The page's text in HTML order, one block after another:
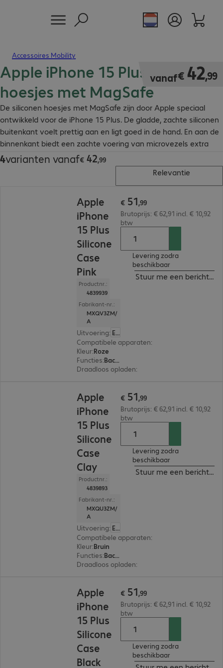
Accessoires Mobility
Apple iPhone 15 Plus siliconen
hoesjes met MagSafe
De siliconen hoesjes met MagSafe zijn door Apple speciaal
ontwikkeld voor de iPhone 15 Plus. De gladde, zachte siliconen
buitenkant voelt prettig aan en ligt goed in de hand. En aan de
binnenkant biedt een zachte voering van microvezels extra
bescherming.
vanaf€ 42,99
€ 42,99
4varianten vanaf€ 42,99
€ 42,99
Relevantie
Apple
iPhone
15 Plus
Silicone
Case
Pink
Productnr.:
4839939
Fabrikant-nr.:
MXQV3ZM/
A
Uitvoering: Europa
Compatibele apparaten:
Kleur:Roze
Functies:
Back protection
Draadloos opladen:
€ 51,99
Brutoprijs: € 62,91 incl. € 10,92
btw
Levering zodra
beschikbaar
Stuur me een bericht
Apple
iPhone
15 Plus
Silicone
Case
Clay
Productnr.:
4839893
Fabrikant-nr.:
MXQU3ZM/
A
Uitvoering: Europa
Compatibele apparaten:
Kleur:Bruin
Functies:
Back protection
Draadloos opladen:
€ 51,99
Brutoprijs: € 62,91 incl. € 10,92
btw
Levering zodra
beschikbaar
Stuur me een bericht
Apple
iPhone
15 Plus
Silicone
Case
Black
€ 51,99
Brutoprijs: € 62,91 incl. € 10,92
btw
Levering zodra
beschikbaar